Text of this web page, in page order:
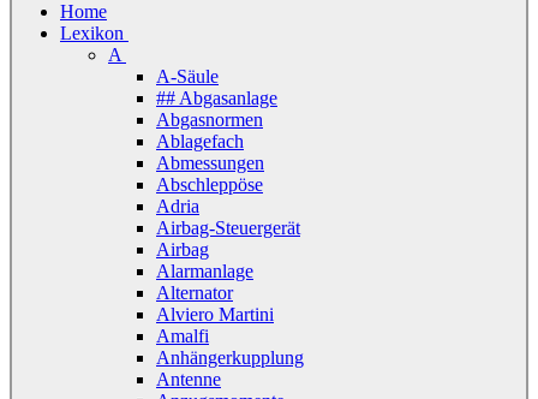
Home
Lexikon
A
A-Säule
## Abgasanlage
Abgasnormen
Ablagefach
Abmessungen
Abschleppöse
Adria
Airbag-Steuergerät
Airbag
Alarmanlage
Alternator
Alviero Martini
Amalfi
Anhängerkupplung
Antenne